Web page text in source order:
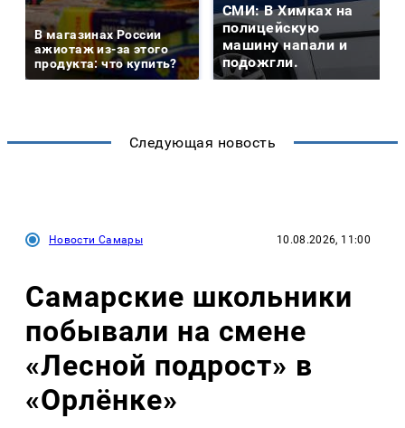
В магазинах России
ажиотаж из-за этого
продукта: что купить?
СМИ: В Химках на
полицейскую
машину напали и
подожгли.
Следующая новость
Новости Самары 10.08.2026, 11:00
Самарские школьники
побывали на смене
«Лесной подрост» в
«Орлёнке»